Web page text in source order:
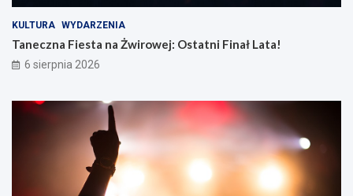
KULTURA WYDARZENIA
Taneczna Fiesta na Żwirowej: Ostatni Finał Lata!
6 sierpnia 2026